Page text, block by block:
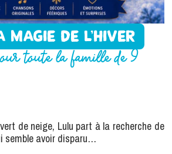
MAGIE DE L’HIVER
toute la famille de 9
de neige, Lulu part à la recherche de
semble avoir disparu…